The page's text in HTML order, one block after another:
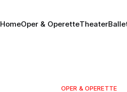
HomeOper & OperetteTheater
OPER & OPERETTE